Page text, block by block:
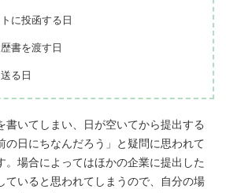
に投函する日
書を渡す日
る日
書いてしまい、日が空いてから提出する
の日にちなんだろう」と疑問に思われて
。場合によってはほかの企業に提出した
ていると思われてしまうので、自分の場